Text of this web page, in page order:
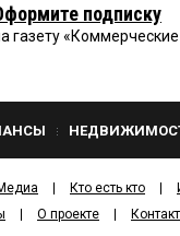
подписку
газету «Коммерческие
Кто есть кто
О проекте